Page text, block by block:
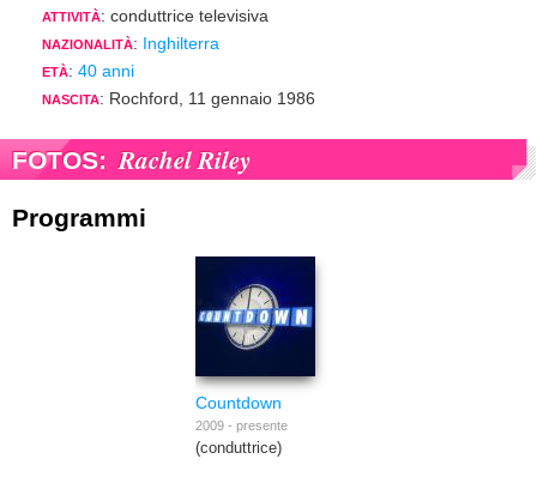
ATTIVITÀ: conduttrice televisiva
NAZIONALITÀ: Inghilterra
ETÀ: 40 anni
NASCITA: Rochford, 11 gennaio 1986
FOTOS: Rachel Riley
Programmi
Countdown
2009 - presente
(conduttrice)